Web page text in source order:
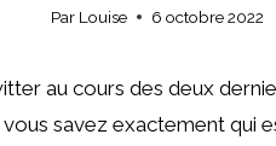
Par Louise 6 octobre 2022
au cours des deux
savez exactement qui